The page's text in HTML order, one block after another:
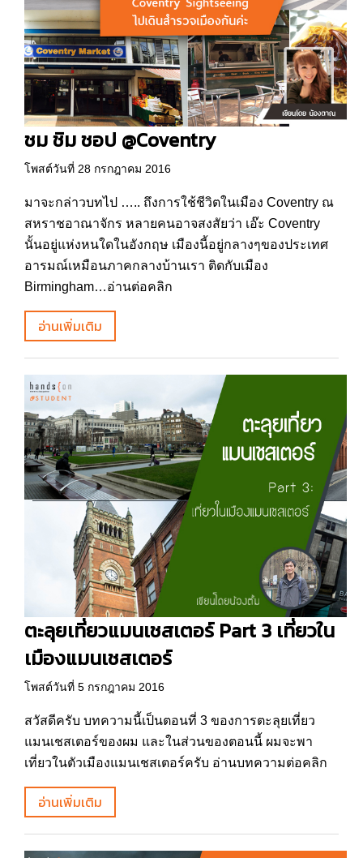
ชม ชิม ชอป @Coventry
โพสต์วันที่ 28 กรกฎาคม 2016
มาจะกล่าวบทไป ….. ถึงการใช้ชีวิตในเมือง Coventry ณ
สหราชอาณาจักร หลายคนอาจสงสัยว่า เอ๊ะ Coventry
นั้นอยู่แห่งหนใดในอังกฤษ เมืองนี้อยู่กลางๆของประเทศ
อารมณ์เหมือนภาคกลางบ้านเรา ติดกับเมือง
Birmingham…อ่านต่อคลิก
อ่านเพิ่มเติม
ตะลุยเที่ยวแมนเชสเตอร์ Part 3 เที่ยวใน
เมืองแมนเชสเตอร์
โพสต์วันที่ 5 กรกฎาคม 2016
สวัสดีครับ บทความนี้เป็นตอนที่ 3 ของการตะลุยเที่ยว
แมนเชสเตอร์ของผม และในส่วนของตอนนี้ ผมจะพา
เที่ยวในตัวเมืองแมนเชสเตอร์ครับ อ่านบทความต่อคลิก
อ่านเพิ่มเติม